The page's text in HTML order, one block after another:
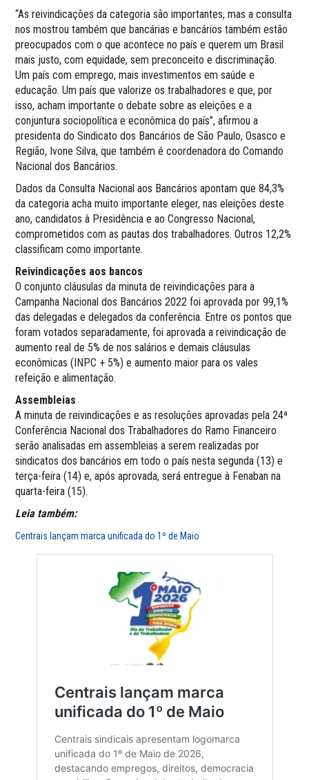
“As reivindicações da categoria são importantes, mas a consulta
nos mostrou também que bancárias e bancários também estão
preocupados com o que acontece no país e querem um Brasil
mais justo, com equidade, sem preconceito e discriminação.
Um país com emprego, mais investimentos em saúde e
educação. Um país que valorize os trabalhadores e que, por
isso, acham importante o debate sobre as eleições e a
conjuntura sociopolítica e econômica do país”, afirmou a
presidenta do Sindicato dos Bancários de São Paulo, Osasco e
Região, Ivone Silva, que também é coordenadora do Comando
Nacional dos Bancários.
Dados da Consulta Nacional aos Bancários apontam que 84,3%
da categoria acha muito importante eleger, nas eleições deste
ano, candidatos à Presidência e ao Congresso Nacional,
comprometidos com as pautas dos trabalhadores. Outros 12,2%
classificam como importante.
Reivindicações aos bancos
O conjunto cláusulas da minuta de reivindicações para a
Campanha Nacional dos Bancários 2022 foi aprovada por 99,1%
das delegadas e delegados da conferência. Entre os pontos que
foram votados separadamente, foi aprovada a reivindicação de
aumento real de 5% de nos salários e demais cláusulas
econômicas (INPC + 5%) e aumento maior para os vales
refeição e alimentação.
Assembleias
A minuta de reivindicações e as resoluções aprovadas pela 24ª
Conferência Nacional dos Trabalhadores do Ramo Financeiro
serão analisadas em assembleias a serem realizadas por
sindicatos dos bancários em todo o país nesta segunda (13) e
terça-feira (14) e, após aprovada, será entregue à Fenaban na
quarta-feira (15).
Leia também:
Centrais lançam marca unificada do 1º de Maio